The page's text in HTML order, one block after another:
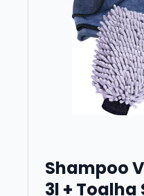
Shampoo
3l +